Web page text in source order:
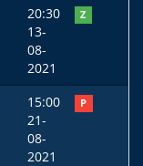
20:30
13-
08-
2021
Z
15:00
21-
08-
2021
P